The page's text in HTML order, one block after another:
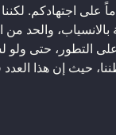
على اجتهادكم.
والحد من
التطور، حتى
حيث إن هذا